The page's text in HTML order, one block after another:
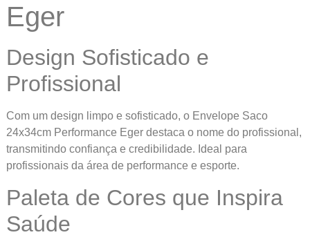
Eger
Design Sofisticado e
Profissional
Com um design limpo e sofisticado, o Envelope Saco
24x34cm Performance Eger destaca o nome do profissional,
transmitindo confiança e credibilidade. Ideal para
profissionais da área de performance e esporte.
Paleta de Cores que Inspira
Saúde